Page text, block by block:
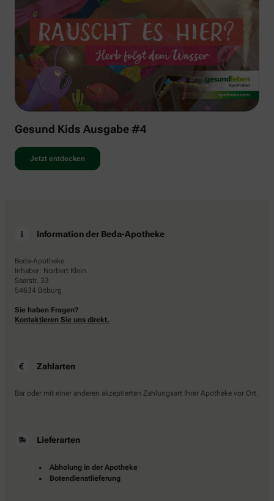
Gesund Kids Ausgabe #4
Jetzt entdecken
Information der Beda-Apotheke
Beda-Apotheke
Inhaber: Norbert Klein
Saarstr. 33
54634 Bitburg
Sie haben Fragen?
Kontaktieren Sie uns direkt.
Zahlarten
Bar oder mit einer anderen akzeptierten Zahlungsart Ihrer Apotheke vor Ort.
Lieferarten
Abholung in der Apotheke
Botendienstlieferung